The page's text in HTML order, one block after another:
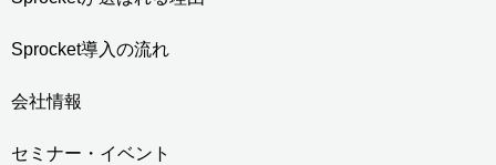
Sprocket導入の流れ
会社情報
セミナー・イベント